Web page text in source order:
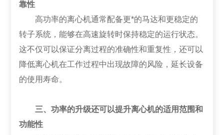
靠性
高功率的离心机通常配备更*的马达和更稳定的
转子系统，能够在高速旋转时保持稳定的运行状态。
这不仅可以保证分离过程的准确性和重复性，还可以
降低离心机在工作过程中出现故障的风险，延长设备
的使用寿命。
三、功率的升级还可以提升离心机的适用范围和
功能性